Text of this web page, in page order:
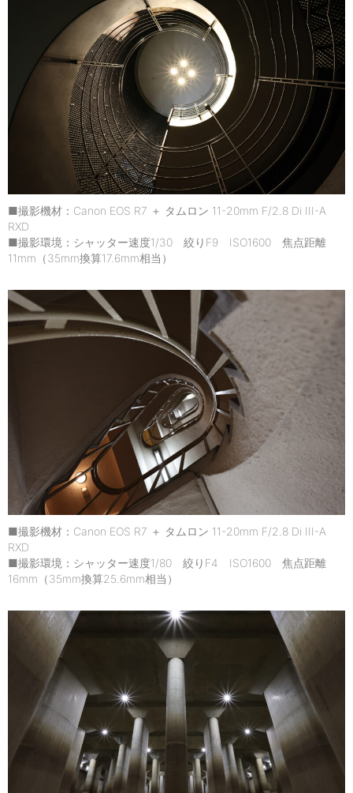
■撮影機材：Canon EOS R7 ＋ タムロン 11-20mm F/2.8 Di III-A
RXD
■撮影環境：シャッター速度1/30 絞りF9 ISO1600 焦点距離
11mm（35mm換算17.6mm相当）
■撮影機材：Canon EOS R7 ＋ タムロン 11-20mm F/2.8 Di III-A
RXD
■撮影環境：シャッター速度1/80 絞りF4 ISO1600 焦点距離
16mm（35mm換算25.6mm相当）